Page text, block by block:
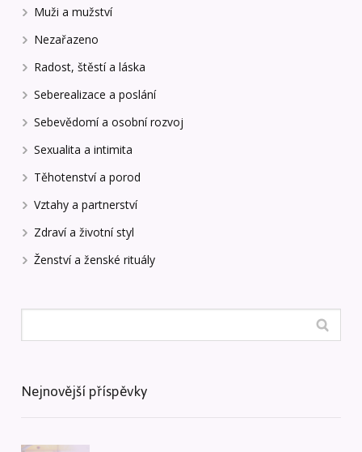
Muži a mužství
Nezařazeno
Radost, štěstí a láska
Seberealizace a poslání
Sebevědomí a osobní rozvoj
Sexualita a intimita
Těhotenství a porod
Vztahy a partnerství
Zdraví a životní styl
Ženství a ženské rituály
Nejnovější příspěvky